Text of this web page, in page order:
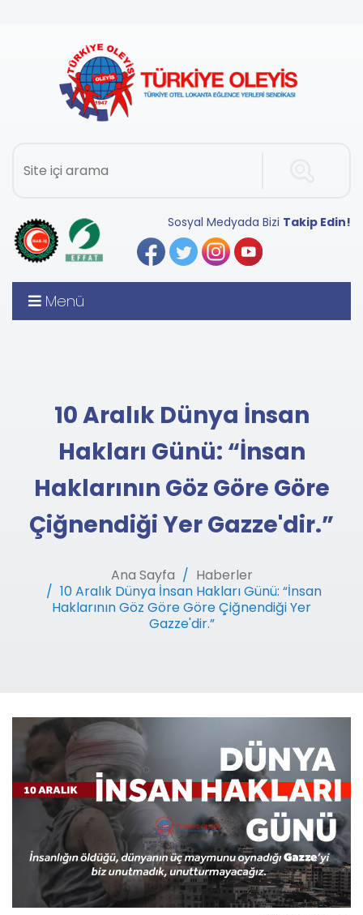
Sosyal Medyada Bizi Takip Edin!
Menü
10 Aralık Dünya İnsan
Hakları Günü: “İnsan
Haklarının Göz Göre Göre
Çiğnendiği Yer Gazze'dir.”
Ana Sayfa
Haberler
10 Aralık Dünya İnsan Hakları Günü: “İnsan
Haklarının Göz Göre Göre Çiğnendiği Yer
Gazze'dir.”